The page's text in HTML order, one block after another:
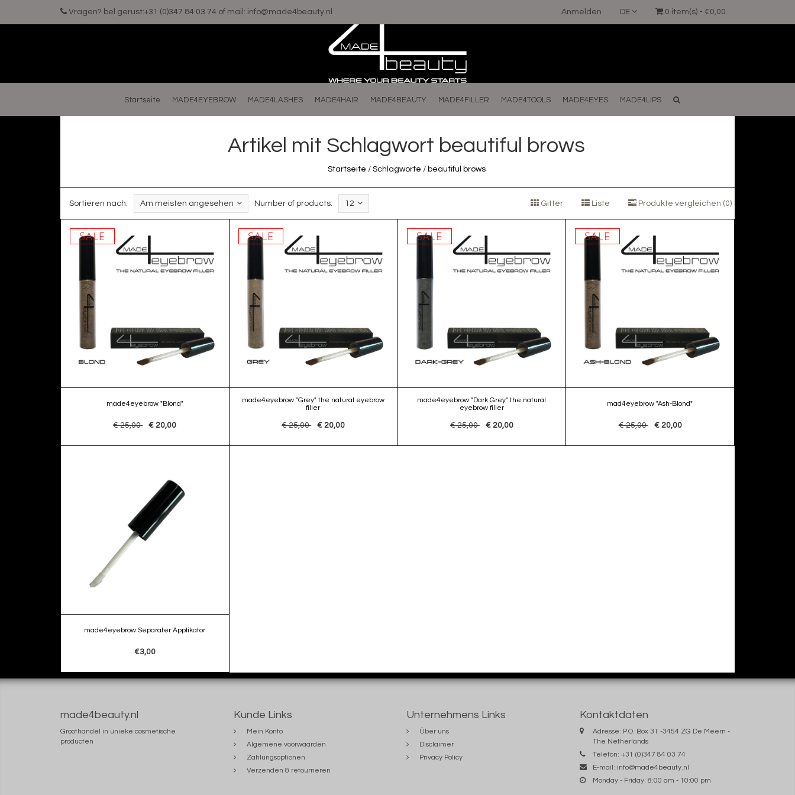
Vragen? bel gerust:+31 (0)347 84 03 74 of mail: info@made4beauty.nl 0 item(s) - €0,00
DE
Anmelden
Startseite MADE4EYEBROW MADE4LASHES MADE4HAIR MADE4BEAUTY MADE4FILLER MADE4TOOLS MADE4EYES MADE4LIPS
Artikel mit Schlagwort beautiful brows
Startseite / Schlagworte / beautiful brows
Sortieren nach: Am meisten angesehen Number of products: 12 Gitter Liste Produkte vergleichen (0)
SALE
made4eyebrow "Blond"
€ 25,00 € 20,00
SALE
made4eyebrow "Grey" the natural eyebrow
filler
€ 25,00 € 20,00
SALE
made4eyebrow "Dark Grey" the natural
eyebrow filler
€ 25,00 € 20,00
SALE
mad4eyebrow "Ash-Blond"
€ 25,00 € 20,00
made4eyebrow Separater Applikator
€3,00
made4beauty.nl
Groothandel in unieke cosmetische
producten
Kunde Links
Mein Konto
Algemene voorwaarden
Zahlungsoptionen
Verzenden & retourneren
Unternehmens Links
Über uns
Disclaimer
Privacy Policy
Kontaktdaten
Adresse: P.O. Box 31 -3454 ZG De Meern -
The Netherlands
Telefon: +31 (0)347 84 03 74
E-mail: info@made4beauty.nl
Monday - Friday: 8:00 am - 10:00 pm